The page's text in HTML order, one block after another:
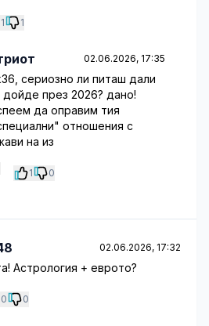
1 1
02.06.2026, 17:35
сериозно ли питаш дали
през 2026? дано!
да оправим тия
отношения с
на из
1 0
02.06.2026, 17:32
Астрология + еврото?
0 0